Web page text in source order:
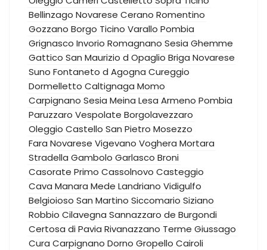
Bellinzago Novarese Cerano Romentino
Gozzano Borgo Ticino Varallo Pombia
Grignasco Invorio Romagnano Sesia Ghemme
Gattico San Maurizio d Opaglio Briga Novarese
Suno Fontaneto d Agogna Cureggio
Dormelletto Caltignaga Momo
Carpignano Sesia Meina Lesa Armeno Pombia
Paruzzaro Vespolate Borgolavezzaro
Oleggio Castello San Pietro Mosezzo
Fara Novarese Vigevano Voghera Mortara
Stradella Gambolo Garlasco Broni
Casorate Primo Cassolnovo Casteggio
Cava Manara Mede Landriano Vidigulfo
Belgioioso San Martino Siccomario Siziano
Robbio Cilavegna Sannazzaro de Burgondi
Certosa di Pavia Rivanazzano Terme Giussago
Cura Carpignano Dorno Gropello Cairoli